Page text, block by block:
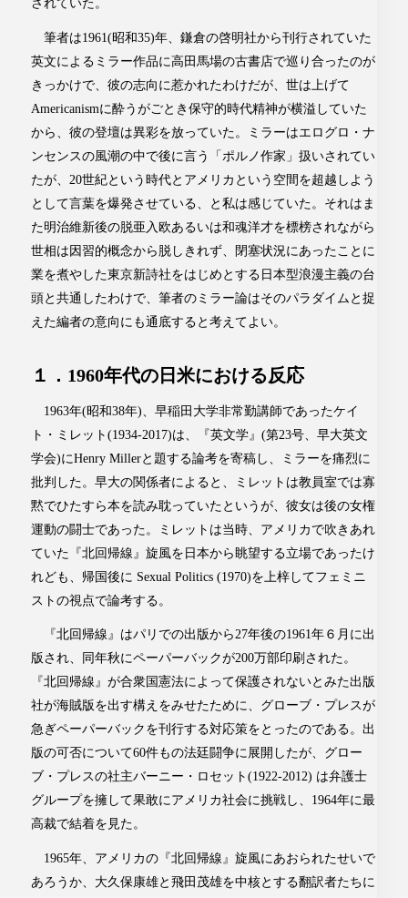
されていた。
筆者は1961(昭和35)年、鎌倉の啓明社から刊行されていた
英文によるミラー作品に高田馬場の古書店で巡り合ったのが
きっかけで、彼の志向に惹かれたわけだが、世は上げて
Americanismに酔うがごとき保守的時代精神が横溢していた
から、彼の登壇は異彩を放っていた。ミラーはエログロ・ナ
ンセンスの風潮の中で後に言う「ポルノ作家」扱いされてい
たが、20世紀という時代とアメリカという空間を超越しよう
として言葉を爆発させている、と私は感じていた。それはま
た明治維新後の脱亜入欧あるいは和魂洋才を標榜されながら
世相は因習的概念から脱しきれず、閉塞状況にあったことに
業を煮やした東京新詩社をはじめとする日本型浪漫主義の台
頭と共通したわけで、筆者のミラー論はそのパラダイムと捉
えた編者の意向にも通底すると考えてよい。
１．1960年代の日米における反応
1963年(昭和38年)、早稲田大学非常勤講師であったケイ
ト・ミレット(1934-2017)は、『英文学』(第23号、早大英文
学会)にHenry Millerと題する論考を寄稿し、ミラーを痛烈に
批判した。早大の関係者によると、ミレットは教員室では寡
黙でひたすら本を読み耽っていたというが、彼女は後の女権
運動の闘士であった。ミレットは当時、アメリカで吹きあれ
ていた『北回帰線』旋風を日本から眺望する立場であったけ
れども、帰国後に Sexual Politics (1970)を上梓してフェミニ
ストの視点で論考する。
『北回帰線』はパリでの出版から27年後の1961年６月に出
版され、同年秋にペーパーバックが200万部印刷された。
『北回帰線』が合衆国憲法によって保護されないとみた出版
社が海賊版を出す構えをみせたために、グローブ・プレスが
急ぎペーパーバックを刊行する対応策をとったのである。出
版の可否について60件もの法廷闘争に展開したが、グロー
ブ・プレスの社主バーニー・ロセット(1922-2012) は弁護士
グループを擁して果敢にアメリカ社会に挑戦し、1964年に最
高裁で結着を見た。
1965年、アメリカの『北回帰線』旋風にあおられたせいで
あろうか、大久保康雄と飛田茂雄を中核とする翻訳者たちに